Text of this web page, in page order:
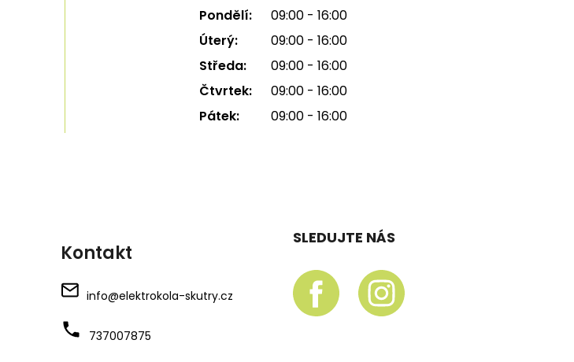
Pondělí:
09:00 - 16:00
Úterý:
09:00 - 16:00
Středa:
09:00 - 16:00
Čtvrtek:
09:00 - 16:00
Pátek:
09:00 - 16:00
Kontakt
info@elektrokola-skutry.cz
737007875
SLEDUJTE NÁS